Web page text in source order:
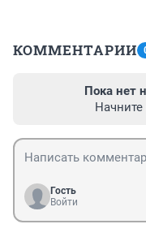
КОММЕНТАРИИ
Пока нет
Гость
Войти